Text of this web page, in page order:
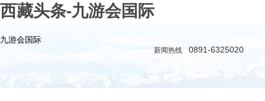
西藏头条-九游会国际
九游会国际
新闻热线 0891-6325020